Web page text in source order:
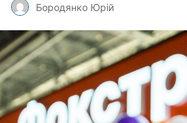
Бородянко Юрій